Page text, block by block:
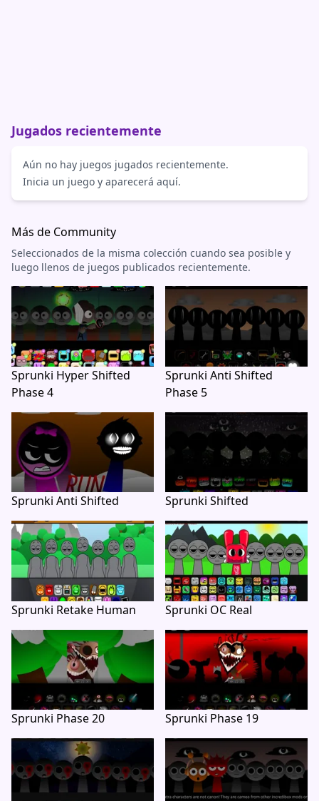
Jugados recientemente
Aún no hay juegos jugados recientemente.
Inicia un juego y aparecerá aquí.
Más de Community
Seleccionados de la misma colección cuando sea posible y
luego llenos de juegos publicados recientemente.
Sprunki Hyper Shifted
Phase 4
Sprunki Anti Shifted
Phase 5
Sprunki Anti Shifted Sprunki Shifted
Sprunki Retake Human Sprunki OC Real
Sprunki Phase 20 Sprunki Phase 19